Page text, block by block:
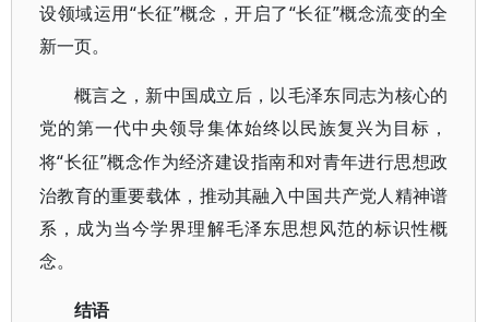
设领域运用“长征”概念，开启了“长征”概念流变的全
新一页。
概言之，新中国成立后，以毛泽东同志为核心的
党的第一代中央领导集体始终以民族复兴为目标，
将“长征”概念作为经济建设指南和对青年进行思想政
治教育的重要载体，推动其融入中国共产党人精神谱
系，成为当今学界理解毛泽东思想风范的标识性概
念。
结语